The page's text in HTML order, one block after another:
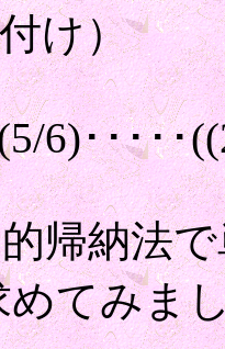
け）
･････
納法で
てみま